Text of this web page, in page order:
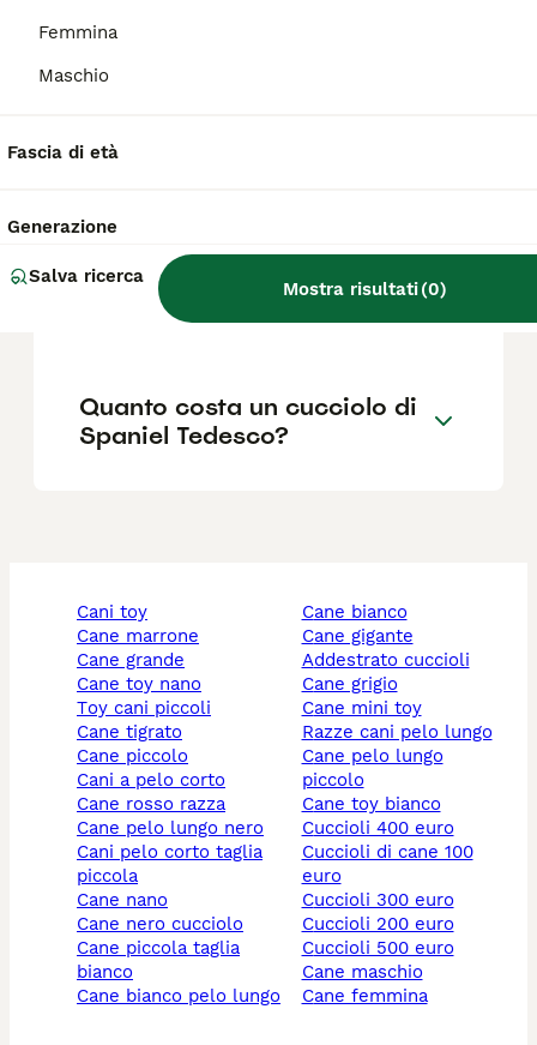
Femmina
Maschio
Fascia di età
Generazione
Salva ricerca
Mostra risultati(0)
all'obbedienza è consigliabile iniziare
cucciolo.
Cosa significa spaniel nei
Quali sono i difetti del cane
Pastore Tedesco?
Quanto costa un cucciolo di
Spaniel Tedesco?
cani toy
cane marrone
cane grande
cane toy nano
toy cani piccoli
cane tigrato
cane piccolo
cani a pelo corto
cane rosso razza
cane pelo lungo nero
cani pelo corto taglia
piccola
cane nano
cane nero cucciolo
cane piccola taglia
bianco
cane bianco pelo lungo
cane bianco
cane gigante
addestrato cuccioli
cane grigio
cane mini toy
razze cani pelo lungo
cane pelo lungo
piccolo
cane toy bianco
cuccioli 400 euro
cuccioli di cane 100
euro
cuccioli 300 euro
cuccioli 200 euro
cuccioli 500 euro
cane maschio
cane femmina